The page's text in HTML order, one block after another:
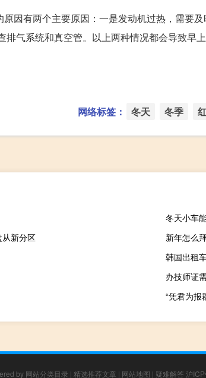
因有两个主要原因：一是发动机过热，需要
排气系统和真空管。以上两种情况都会导致早
网络标签： 冬天 冬季
冬天小车
新分区
新年怎么
韩国出租
办技师证
“凭君为报
by 网站分类目录 | 精选推荐文章 | 网站地图 | 疑难解答 沪